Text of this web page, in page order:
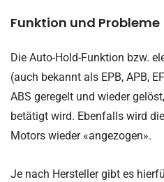
Funktion und Probleme
Die Auto-Hold-Funktion bzw.
(auch bekannt als EPB, APB,
ABS geregelt und wieder
betätigt wird. Ebenfalls wird
Motors wieder «angezogen».
Je nach Hersteller gibt es